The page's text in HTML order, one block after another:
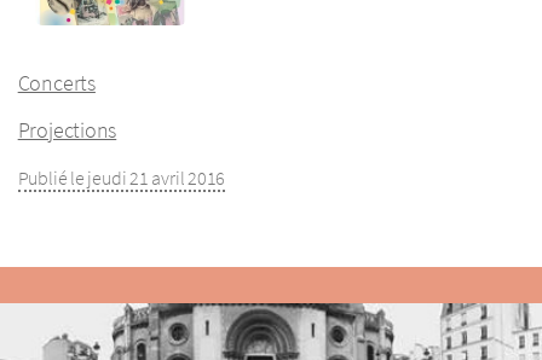
Concerts
Projections
Publié le jeudi 21 avril 2016